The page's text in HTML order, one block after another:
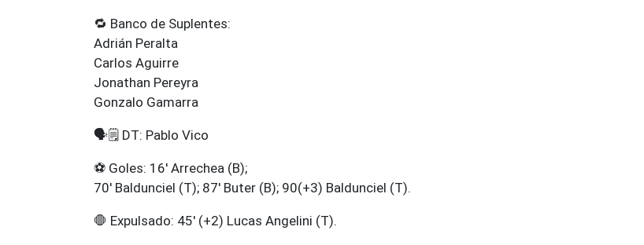
🔁 Banco de Suplentes:
Adrián Peralta
Carlos Aguirre
Jonathan Pereyra
Gonzalo Gamarra
🗣️🗒️ DT: Pablo Vico
⚽ Goles: 16' Arrechea (B);
70' Baldunciel (T); 87' Buter (B); 90(+3) Baldunciel (T).
🛑 Expulsado: 45' (+2) Lucas Angelini (T).